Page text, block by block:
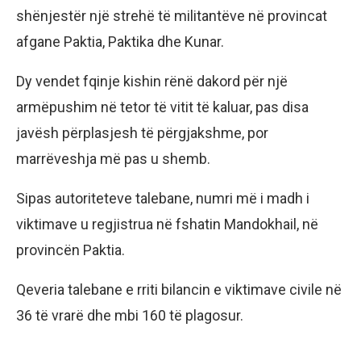
shënjestër një strehë të militantëve në provincat
afgane Paktia, Paktika dhe Kunar.
Dy vendet fqinje kishin rënë dakord për një
armëpushim në tetor të vitit të kaluar, pas disa
javësh përplasjesh të përgjakshme, por
marrëveshja më pas u shemb.
Sipas autoriteteve talebane, numri më i madh i
viktimave u regjistrua në fshatin Mandokhail, në
provincën Paktia.
Qeveria talebane e rriti bilancin e viktimave civile në
36 të vrarë dhe mbi 160 të plagosur.